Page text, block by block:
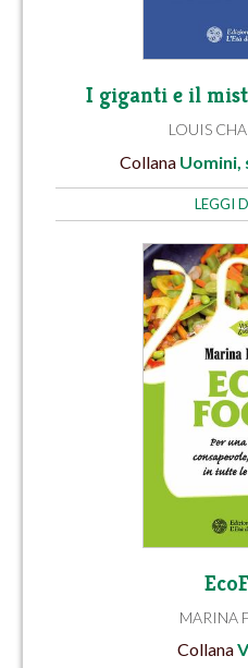
I giganti e il
LOUIS
Collana Uomini,
LEGGI
MARINA
Collana